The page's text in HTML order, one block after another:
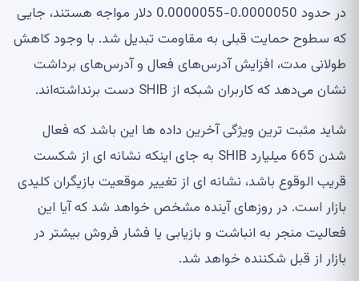
در حدود 0.0000050-0.0000055 دلار مواجه هستند، جایی
که سطوح حمایت قبلی به مقاومت تبدیل شد. با وجود کاهش
طولانی مدت، افزایش آدرس‌های فعال و آدرس‌های برداشت
نشان می‌دهد که کاربران شبکه از SHIB دست برنداشته‌اند.
شاید مثبت ترین ویژگی آخرین داده ها این باشد که فعال
شدن 665 میلیارد SHIB به جای اینکه نشانه ای از شکست
قریب الوقوع باشد، نشانه ای از تغییر موقعیت بازیگران کلیدی
بازار است. در روزهای آینده مشخص خواهد شد که آیا این
فعالیت منجر به انباشت و بازیابی یا فشار فروش بیشتر در
بازار از قبل شکننده خواهد شد.